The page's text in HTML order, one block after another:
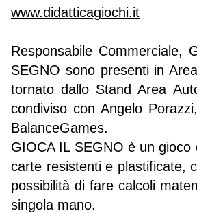
www.didatticagiochi.it
Responsabile Commerciale,
SEGNO sono presenti in
tornato dallo Stand Area
condiviso con Angelo
BalanceGames.
GIOCA IL SEGNO è un
carte resistenti e plastificate,
possibilità di fare calcoli
singola mano.